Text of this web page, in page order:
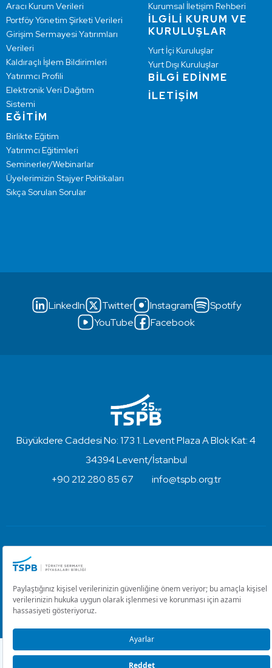
Aracı Kurum Verileri
Portföy Yönetim Şirketi Verileri
Girişim Sermayesi Yatırımları
Verileri
Kaldıraçlı İşlem Bildirimleri
Yatırımcı Profili
Elektronik Veri Dağıtım
Sistemi
EĞİTİM
Birlikte Eğitim
Yatırımcı Eğitimleri
Seminerler/Webinarlar
Üyelerimizin Stajyer Politikaları
Sıkça Sorulan Sorular
Kurumsal İletişim Rehberi
İLGİLİ KURUM VE
KURULUŞLAR
Yurt İçi Kuruluşlar
Yurt Dışı Kuruluşlar
BİLGİ EDİNME
İLETİŞİM
LinkedIn Twitter Instagram
Spotify
YouTube
Facebook
Büyükdere Caddesi No: 173 1. Levent Plaza A Blok Kat: 4
34394 Levent/İstanbul
+90 212 280 85 67
info@tspb.org.tr
Türkiye Sermaye Piyasaları Birliği ⋅ Copyright © 2023
Çerez Ayarlarını Düzenle